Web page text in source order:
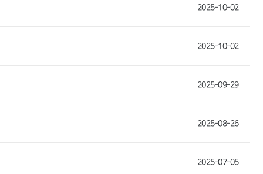
2025-10-02
2025-10-02
2025-09-29
2025-08-26
2025-07-05